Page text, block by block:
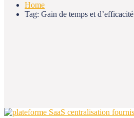
Home
Tag: Gain de temps et d’efficacité